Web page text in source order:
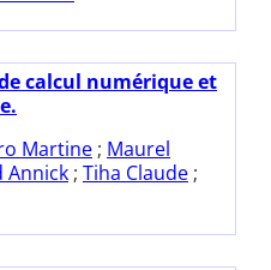
calcul numérique et
Martine ; Maurel
Annick ; Tiha Claude ;